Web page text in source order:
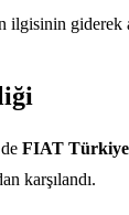
ilgisinin giderek
FIAT Türkiye
karşılandı.